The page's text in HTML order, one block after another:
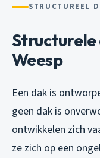
STRUCTUREEL
Weesp
Een dak is
geen dak is
ontwikkelen zich
ze zich op een